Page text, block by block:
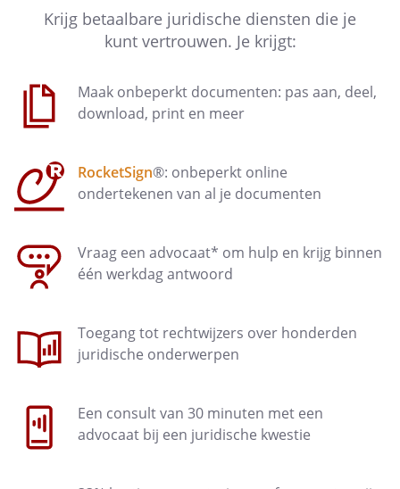
23
- Ziekte en arbeidsongeschiktheid
24
- Collectieve Ongevallenverzekeringen
Werkgever afgesloten collectieve
ongevallenverzekering.
Artikel
- Verlofregelingen
werknemer wordt verleend:
calamiteiten- en ander kort
5:8, 5:15, 5:16)
langdurend zorgverlof (art.5:9 t/m
zwangerschaps- en
Krijg betaalbare juridische diensten die je
kunt vertrouwen. Je krijgt:
Maak onbeperkt documenten: pas aan, deel,
download, print en meer
RocketSign®: onbeperkt online
ondertekenen van al je documenten
Vraag een advocaat* om hulp en krijg binnen
één werkdag antwoord
Toegang tot rechtwijzers over honderden
juridische onderwerpen
Een consult van 30 minuten met een
advocaat bij een juridische kwestie